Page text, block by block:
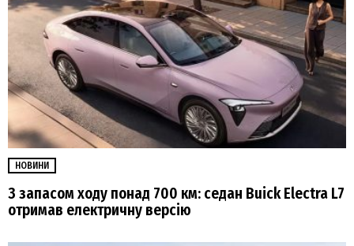
НОВИНИ
З запасом ходу понад 700 км: седан Buick Electra L7
отримав електричну версію